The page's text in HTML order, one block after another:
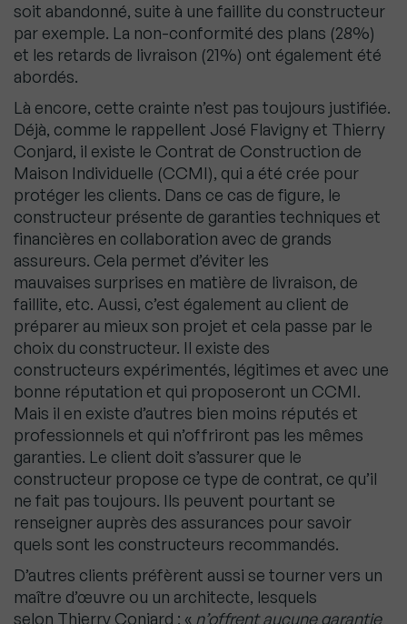
soit abandonné, suite à une faillite du constructeur
par exemple. La non-conformité des plans (28%)
et les retards de livraison (21%) ont également été
abordés.
Là encore, cette crainte n’est pas toujours justifiée.
Déjà, comme le rappellent José Flavigny et Thierry
Conjard, il existe le Contrat de Construction de
Maison Individuelle (CCMI), qui a été crée pour
protéger les clients. Dans ce cas de figure, le
constructeur présente de garanties techniques et
financières en collaboration avec de grands
assureurs. Cela permet d’éviter les
mauvaises surprises en matière de livraison, de
faillite, etc. Aussi, c’est également au client de
préparer au mieux son projet et cela passe par le
choix du constructeur. Il existe des
constructeurs expérimentés, légitimes et avec une
bonne réputation et qui proposeront un CCMI.
Mais il en existe d’autres bien moins réputés et
professionnels et qui n’offriront pas les mêmes
garanties. Le client doit s’assurer que le
constructeur propose ce type de contrat, ce qu’il
ne fait pas toujours. Ils peuvent pourtant se
renseigner auprès des assurances pour savoir
quels sont les constructeurs recommandés.
D’autres clients préfèrent aussi se tourner vers un
maître d’œuvre ou un architecte, lesquels
selon Thierry Conjard : « n’offrent aucune garantie